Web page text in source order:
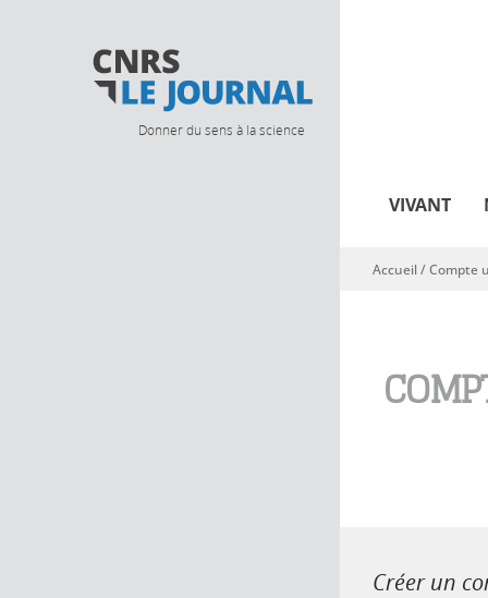
Donner du sens à la science
VIVANT
Vous êtes ici
Accueil/Compte
Créer un